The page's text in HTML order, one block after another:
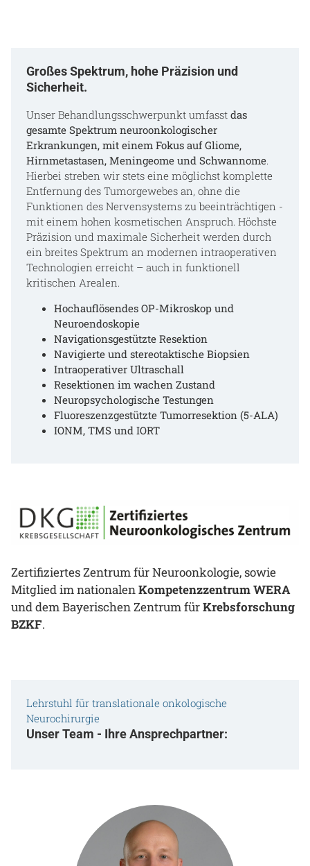
Großes Spektrum, hohe Präzision und
Sicherheit.
Unser Behandlungsschwerpunkt umfasst das
gesamte Spektrum neuroonkologischer
Erkrankungen, mit einem Fokus auf Gliome,
Hirnmetastasen, Meningeome und Schwannome.
Hierbei streben wir stets eine möglichst komplette
Entfernung des Tumorgewebes an, ohne die
Funktionen des Nervensystems zu beeinträchtigen -
mit einem hohen kosmetischen Anspruch. Höchste
Präzision und maximale Sicherheit werden durch
ein breites Spektrum an modernen intraoperativen
Technologien erreicht – auch in funktionell
kritischen Arealen.
Hochauflösendes OP-Mikroskop und
Neuroendoskopie
Navigationsgestützte Resektion
Navigierte und stereotaktische Biopsien
Intraoperativer Ultraschall
Resektionen im wachen Zustand
Neuropsychologische Testungen
Fluoreszenzgestützte Tumorresektion (5-ALA)
IONM, TMS und IORT
Zertifiziertes Zentrum für Neuroonkologie, sowie
Mitglied im nationalenKompetenzzentrum WERA
und dem Bayerischen Zentrum fürKrebsforschung
BZKF.
Lehrstuhl für translationale onkologische
Neurochirurgie
Unser Team - Ihre Ansprechpartner: